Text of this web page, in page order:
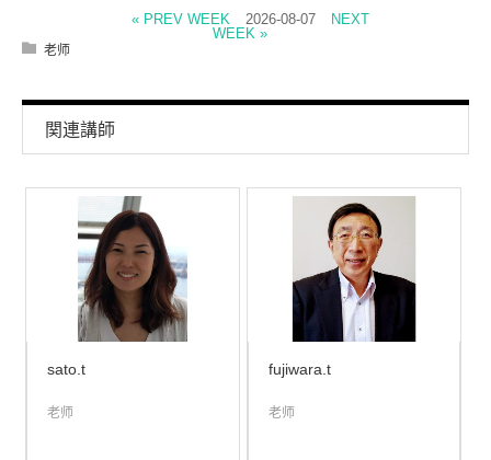
« PREV WEEK 2026-08-07
NEXT
WEEK »
老师
関連講師
sato.t
老师
fujiwara.t
老师